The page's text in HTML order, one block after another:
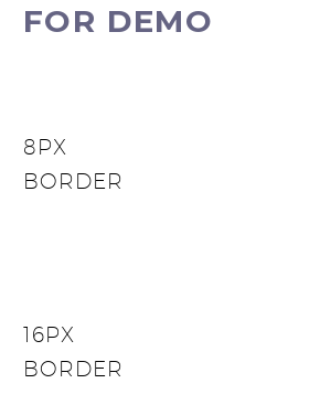
FOR DEMO
8PX
BORDER
16PX
BORDER